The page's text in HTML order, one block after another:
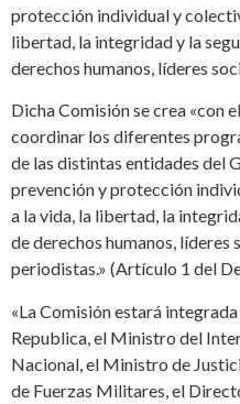
protección individual y
libertad, la integridad y la
derechos humanos, líderes
Dicha Comisión se crea «con
coordinar los diferentes
de las distintas entidades del
prevención y protección
a la vida, la libertad, la
de derechos humanos, líderes
periodistas.» (Artículo 1 del
«La Comisión estará
Republica, el Ministro del
Nacional, el Ministro de
de Fuerzas Militares, el